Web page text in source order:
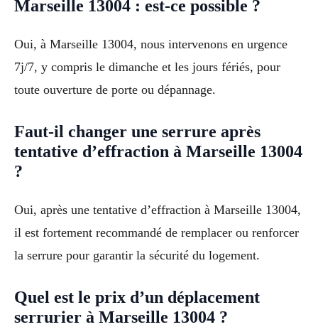
Marseille 13004 : est-ce possible ?
Oui, à Marseille 13004, nous intervenons en urgence
7j/7, y compris le dimanche et les jours fériés, pour
toute ouverture de porte ou dépannage.
Faut-il changer une serrure après
tentative d’effraction à Marseille 13004
?
Oui, après une tentative d’effraction à Marseille 13004,
il est fortement recommandé de remplacer ou renforcer
la serrure pour garantir la sécurité du logement.
Quel est le prix d’un déplacement
serrurier à Marseille 13004 ?